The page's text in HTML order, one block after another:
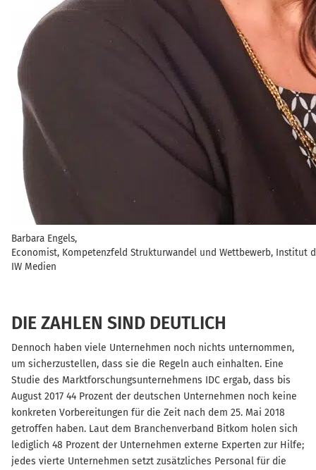
Barbara Engels,
Economist, Kompetenzfeld Strukturwandel und Wettbewerb, Institut
IW Medien
DIE ZAHLEN SIND DEUTLICH
Dennoch haben viele Unternehmen noch nichts unternommen,
um sicherzustellen, dass sie die Regeln auch einhalten. Eine
Studie des Marktforschungsunternehmens IDC ergab, dass bis
August 2017 44 Prozent der deutschen Unternehmen noch keine
konkreten Vorbereitungen für die Zeit nach dem 25. Mai 2018
getroffen haben. Laut dem Branchenverband Bitkom holen sich
lediglich 48 Prozent der Unternehmen externe Experten zur Hilfe;
jedes vierte Unternehmen setzt zusätzliches Personal für die